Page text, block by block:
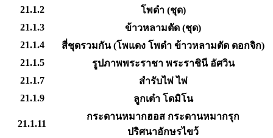
21.1.2
โพดำ (ชุด)
21.1.3
ข้าวหลามตัด (ชุด)
21.1.4
สี่ชุดรวมกัน (โพแดง โพดำ ข้าวหลามตัด ดอกจิก)
21.1.5
รูปภาพพระราชา พระราชินี อัศวิน
21.1.7
สำรับไพ่ ไพ่
21.1.9
ลูกเต๋า โดมิโน
21.1.11
กระดานหมากฮอส กระดานหมากรุก
ปริศนาอักษรไขว้